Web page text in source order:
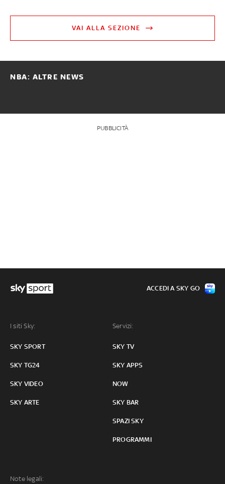
VAI ALLA SEZIONE
NBA: ALTRE NEWS
PUBBLICITÀ
I siti Sky:
SKY SPORT
SKY TG24
SKY VIDEO
SKY ARTE
Servizi:
SKY TV
SKY APPS
NOW
SKY BAR
SPAZI SKY
PROGRAMMI
Note legali:
ACCEDI A SKY GO